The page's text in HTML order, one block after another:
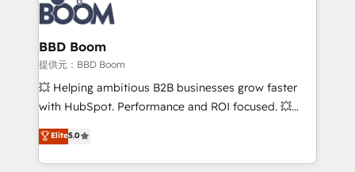
cumulées
Seamless CRM, CMS, and automation setup •
Complex platform migrations and data cleanups •
Custom APIs and third-party integrations 📈 End-to-
End Revenue Acceleration • Lifecycle marketing and
pipeline growth programs • Sales enablement tools
and CRM optimization • Retention strategies with
Execution • 750+ onboardings and 2,000+
implementations • Deep expertise across marketing,
BBD Boom
提供元：BBD Boom
💥 Helping ambitious B2B businesses grow faster
with HubSpot. Performance and ROI focused. 💥
BBD Boom is the HubSpot partner that can help you
to HubSpot Better. We work with your teams to
solve all your HubSpot challenges and improve user
Elite5.0